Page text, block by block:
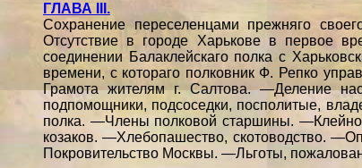
ГЛАВА III.
Сохранение переселенцами прежняго
Отсутствие в городе Харькове в первое
соединении Балаклейскаго полка с
времени, с котораго полковник Ф. Репко
Грамота жителям г. Салтова. —Деление
подпомощники, подсоседки, посполитые,
полка. —Члены полковой старшины.
козаков. —Хлебопашество, скотоводство.
Покровительство Москвы. —Льготы,